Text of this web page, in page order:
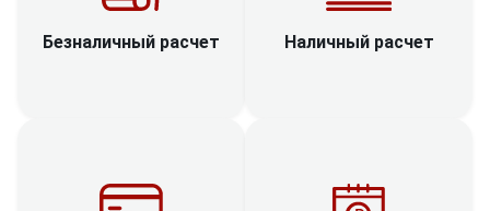
Безналичный расчет Наличный расчет